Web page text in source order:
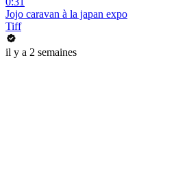
Jojo caravan à la japan expo
Tiff
il y a 2 semaines